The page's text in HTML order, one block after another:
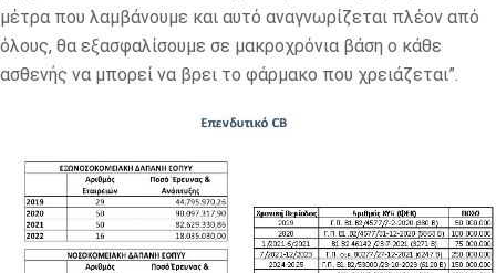
μέτρα που λαμβάνουμε και αυτό αναγνωρίζεται πλέον από
όλους, θα εξασφαλίσουμε σε μακροχρόνια βάση ο κάθε
ασθενής να μπορεί να βρει το φάρμακο που χρειάζεται”.